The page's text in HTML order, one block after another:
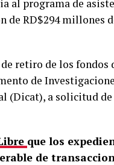
programa de
de RD$294 millones
retiro de los fondos
de
(Dicat), a solicitud
que los
de